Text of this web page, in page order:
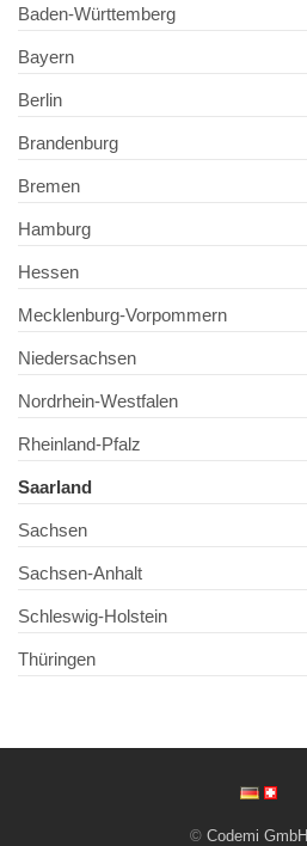
Baden-Württemberg
Bayern
Berlin
Brandenburg
Bremen
Hamburg
Hessen
Mecklenburg-Vorpommern
Niedersachsen
Nordrhein-Westfalen
Rheinland-Pfalz
Saarland
Sachsen
Sachsen-Anhalt
Schleswig-Holstein
Thüringen
© Codemi GmbH